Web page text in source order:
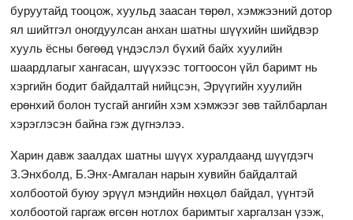
буруутайд тооцож, хуульд заасан төрөл, хэмжээний дотор
ял шийтгэл оногдуулсан анхан шатны шүүхийн шийдвэр
хууль ёсны бөгөөд үндэслэл бүхий байх хуулийн
шаардлагыг хангасан, шүүхээс тогтоосон үйл баримт нь
хэргийн бодит байдалтай нийцсэн, Эрүүгийн хуулийн
ерөнхий болон тусгай ангийн хэм хэмжээг зөв тайлбарлан
хэрэглэсэн байна гэж дүгнэлээ.
Харин давж заалдах шатны шүүх хуралдаанд шүүгдэгч
З.Энхболд, Б.Энх-Амгалан нарын хувийн байдалтай
холбоотой буюу эрүүл мэндийн нөхцөл байдал, үүнтэй
холбоотой гаргаж өгсөн нотлох баримтыг харгалзан үзэж,